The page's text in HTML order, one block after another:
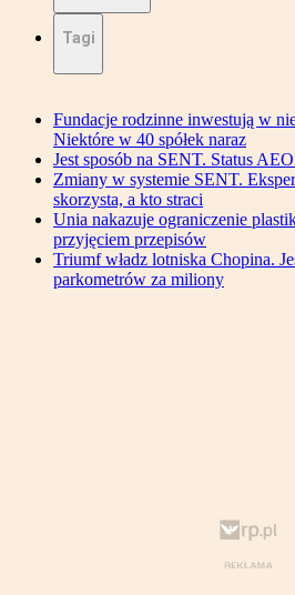
Tagi
Fundacje rodzinne inwestują w
Niektóre w 40 spółek naraz
Jest sposób na SENT. Status
Zmiany w systemie SENT.
skorzysta, a kto straci
Unia nakazuje ograniczenie
przyjęciem przepisów
Triumf władz lotniska Chopina.
parkometrów za miliony